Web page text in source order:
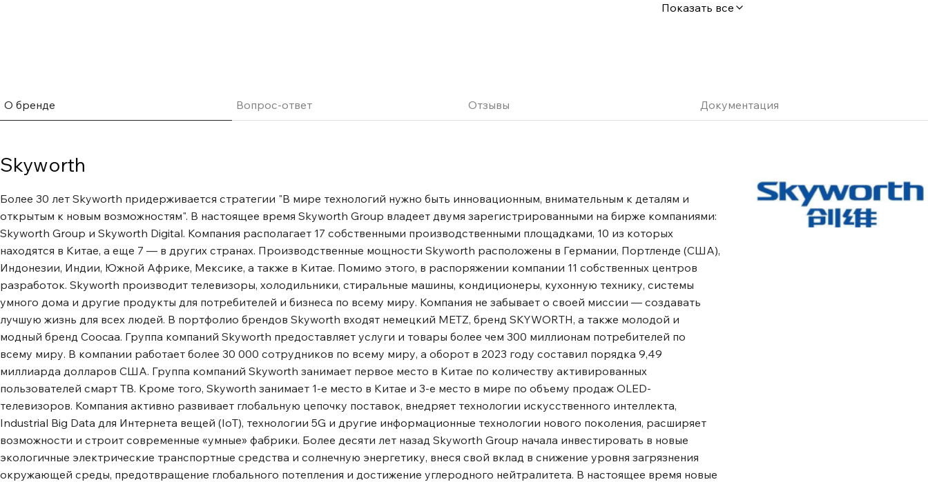
Показать все
О бренде Вопрос-ответ Отзывы Документация
Skyworth
Более 30 лет Skyworth придерживается стратегии "В мире технологий нужно быть инновационным, внимательным к деталям и
открытым к новым возможностям". В настоящее время Skyworth Group владеет двумя зарегистрированными на бирже компаниями:
Skyworth Group и Skyworth Digital. Компания располагает 17 собственными производственными площадками, 10 из которых
находятся в Китае, а еще 7 — в других странах. Производственные мощности Skyworth расположены в Германии, Портленде (США),
Индонезии, Индии, Южной Африке, Мексике, а также в Китае. Помимо этого, в распоряжении компании 11 собственных центров
разработок. Skyworth производит телевизоры, холодильники, стиральные машины, кондиционеры, кухонную технику, системы
умного дома и другие продукты для потребителей и бизнеса по всему миру. Компания не забывает о своей миссии — создавать
лучшую жизнь для всех людей. В портфолио брендов Skyworth входят немецкий METZ, бренд SKYWORTH, а также молодой и
модный бренд Coocaa. Группа компаний Skyworth предоставляет услуги и товары более чем 300 миллионам потребителей по
всему миру. В компании работает более 30 000 сотрудников по всему миру, а оборот в 2023 году составил порядка 9,49
миллиарда долларов США. Группа компаний Skyworth занимает первое место в Китае по количеству активированных
пользователей смарт ТВ. Кроме того, Skyworth занимает 1-е место в Китае и 3-е место в мире по объему продаж OLED-
телевизоров. Компания активно развивает глобальную цепочку поставок, внедряет технологии искусственного интеллекта,
Industrial Big Data для Интернета вещей (IoT), технологии 5G и другие информационные технологии нового поколения, расширяет
возможности и строит современные «умные» фабрики. Более десяти лет назад Skyworth Group начала инвестировать в новые
экологичные электрические транспортные средства и солнечную энергетику, внеся свой вклад в снижение уровня загрязнения
окружающей среды, предотвращение глобального потепления и достижение углеродного нейтралитета. В настоящее время новые